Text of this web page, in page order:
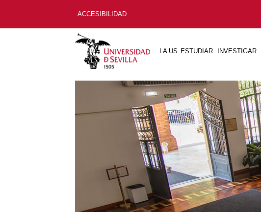
ACCESIBILIDAD
LA US ESTUDIAR INVESTIGAR